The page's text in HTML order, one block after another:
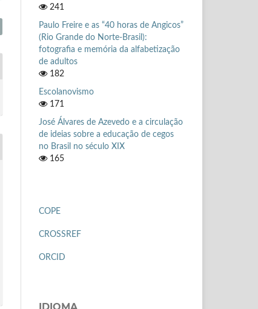
241
Paulo Freire e as “40 horas de Angicos”
(Rio Grande do Norte-Brasil):
fotografia e memória da alfabetização
de adultos
182
Escolanovismo
171
José Álvares de Azevedo e a circulação
de ideias sobre a educação de cegos
no Brasil no século XIX
165
COPE
CROSSREF
ORCID